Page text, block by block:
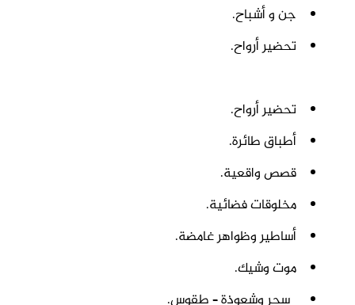
جن و أشباح.
تحضير أرواح.
تحضير أرواح.
أطباق طائرة.
قصص واقعية.
مخلوقات فضائية.
أساطير وظواهر غامضة.
موت وشيك.
سحر وشعوذة – طقوس.